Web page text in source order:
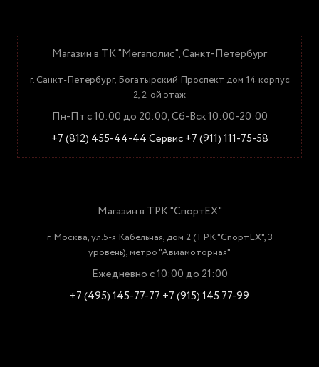
Магазин в ТК "Мегаполис", Санкт-Петербург
г. Санкт-Петербург, Богатырский Проспект дом 14 корпус
2, 2-ой этаж
Пн-Пт с 10:00 до 20:00, Сб-Вск 10:00-20:00
+7 (812) 455-44-44Сервис +7 (911) 111-75-58
Магазин в ТРК "СпортЕХ"
г. Москва, ул.5-я Кабельная, дом 2 (ТРК "СпортЕХ", 3
уровень), метро "Авиамоторная"
Ежедневно с 10:00 до 21:00
+7 (495) 145-77-77 +7 (915) 145 77-99